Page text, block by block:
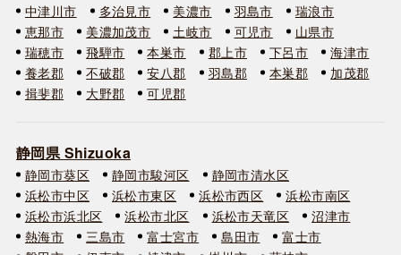
中津川市
多治見市 美濃市 羽島市
瑞浪市
恵那市
美濃加茂市 土岐市 可児市
山県市
瑞穂市
飛騨市 本巣市 郡上市 下呂市
海津市
養老郡
不破郡 安八郡 羽島郡 本巣郡
加茂郡
揖斐郡
大野郡 可児郡
静岡県 Shizuoka
静岡市葵区 静岡市駿河区
静岡市清水区
浜松市中区
浜松市東区 浜松市西区
浜松市南区
浜松市浜北区
浜松市北区 浜松市天竜区
沼津市
熱海市
三島市 富士宮市 島田市
富士市